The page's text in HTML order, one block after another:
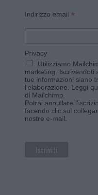
Indirizzo email *
Privacy
Utilizziamo
marketing. Iscrivendoti
tue informazioni siano
l'elaborazione. Leggi
di Mailchimp
Potrai annullare
facendo clic sul
nostre e-mail.